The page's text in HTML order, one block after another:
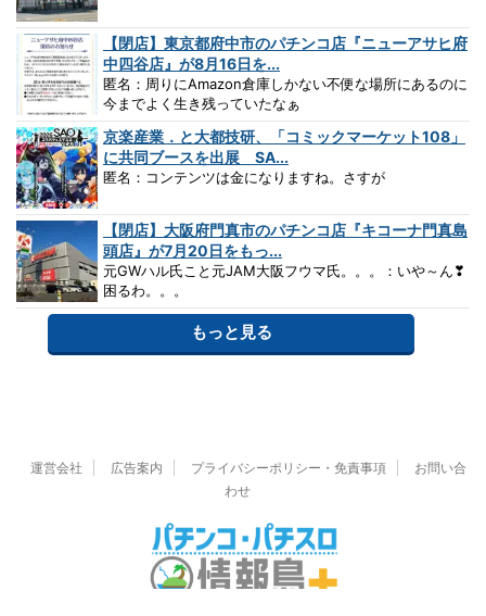
【閉店】東京都府中市のパチンコ店『ニューアサヒ府
中四谷店』が8月16日を...
匿名：周りにAmazon倉庫しかない不便な場所にあるのに
今までよく生き残っていたなぁ
京楽産業．と大都技研、「コミックマーケット108」
に共同ブースを出展 SA...
匿名：コンテンツは金になりますね。さすが
【閉店】大阪府門真市のパチンコ店『キコーナ門真島
頭店』が7月20日をもっ...
元GWハル氏こと元JAM大阪フウマ氏。。。：いや～ん❣
困るわ。。。
もっと見る
運営会社 広告案内 プライバシーポリシー・免責事項
お問い合
わせ